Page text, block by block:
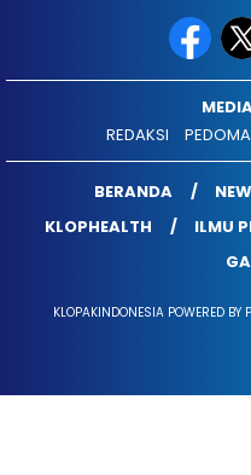
REDAKSI
BERANDA
KLOPHEALTH
ILMU
KLOPAKINDONESIA POWERED